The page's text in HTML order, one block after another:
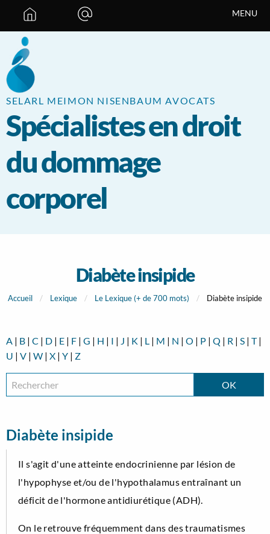
SELARL MEIMON NISENBAUM AVOCATS
Spécialistes en droit
du dommage
corporel
Diabète insipide
Accueil Lexique Le Lexique (+ de 700 mots) Diabète insipide
A | B | C | D | E | F | G | H | I | J | K | L | M | N | O | P | Q | R | S | T|
U | V | W | X | Y | Z
Diabète insipide
Il s'agit d'une atteinte endocrinienne par lésion de
l'hypophyse et/ou de l'hypothalamus entraînant un
déficit de l'hormone antidiurétique (ADH).
On le retrouve fréquemment dans des traumatismes
MENU
Panneau de gestion des cookies